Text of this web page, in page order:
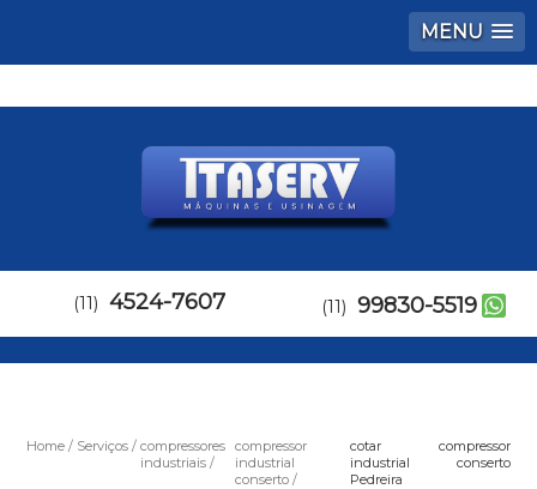
MENU
(11) 4524-7607 (11) 99830-5519
Home Serviços
compressores
industriais
compressor
industrial
conserto
cotar compressor
industrial conserto
Pedreira